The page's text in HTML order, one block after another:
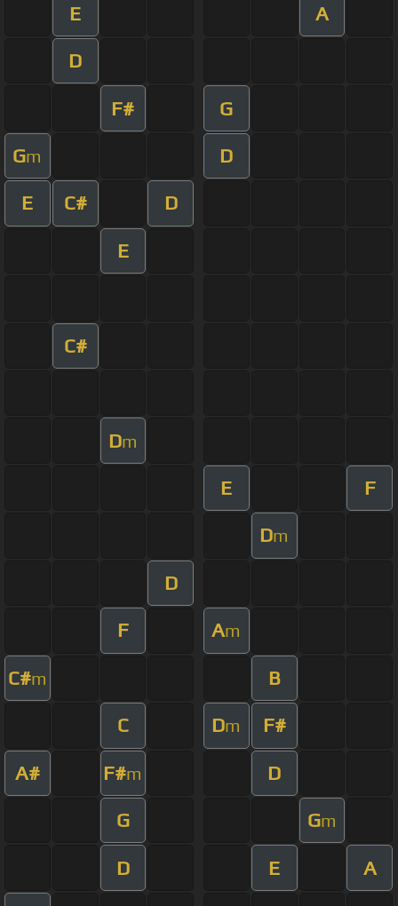
E A
D
F# G
Gm D
E C# D
E
C#
Dm
E F
Dm
D
F Am
C#m B
C Dm F#
A# F#m D
G Gm
D E A